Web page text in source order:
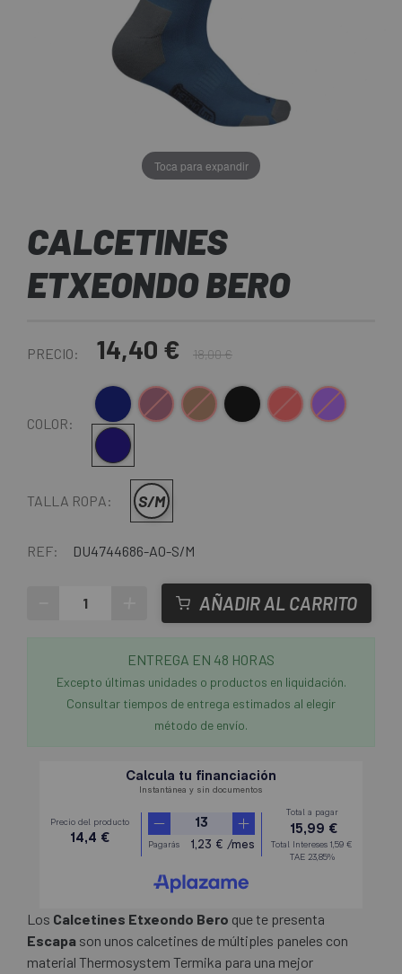
Toca para expandir
CALCETINES
ETXEONDO BERO
PRECIO: 14,40 € 18,00 €
COLOR:
Azul OscuroGranateMarrón Negro Rojo Violeta
Azul oscuro
TALLA ROPA: S/M
REF: DU4744686-AO-S/M
AÑADIR AL CARRITO
ENTREGA EN 48 HORAS
Excepto últimas unidades o productos en liquidación.
Consultar tiempos de entrega estimados al elegir
método de envío.
Los Calcetines Etxeondo Bero que te presenta
Escapa son unos calcetines de múltiples paneles con
material Thermosystem Termika para una mejor